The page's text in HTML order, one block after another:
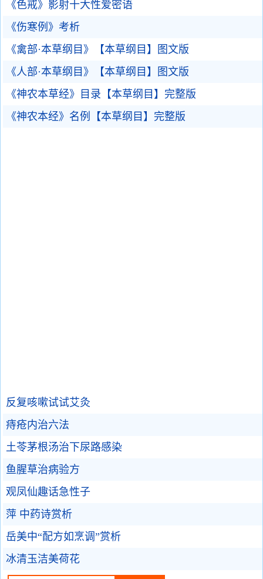
《色戒》影射十大性爱密语
《伤寒例》考析
《禽部·本草纲目》【本草纲目】图文版
《人部·本草纲目》【本草纲目】图文版
《神农本草经》目录【本草纲目】完整版
《神农本经》名例【本草纲目】完整版
反复咳嗽试试艾灸
痔疮内治六法
土苓茅根汤治下尿路感染
鱼腥草治病验方
观凤仙趣话急性子
萍 中药诗赏析
岳美中“配方如烹调”赏析
冰清玉洁美荷花